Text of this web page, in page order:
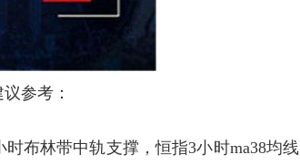
参考：
布林带中轨支撑，恒指3小时ma38均线